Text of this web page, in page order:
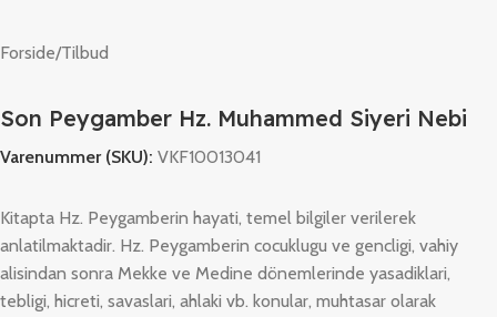
Forside/Tilbud
Son Peygamber Hz. Muhammed Siyeri Nebi
Varenummer (SKU): VKF10013041
Kitapta Hz. Peygamberin hayati, temel bilgiler verilerek
anlatilmaktadir. Hz. Peygamberin cocuklugu ve gencligi, vahiy
alisindan sonra Mekke ve Medine dönemlerinde yasadiklari,
tebligi, hicreti, savaslari, ahlaki vb. konular, muhtasar olarak